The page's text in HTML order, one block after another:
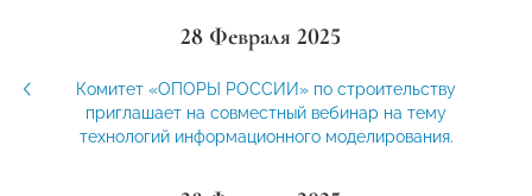
28 Февраля 2025
Комитет «ОПОРЫ РОССИИ» по строительству
приглашает на совместный вебинар на тему
технологий информационного моделирования.